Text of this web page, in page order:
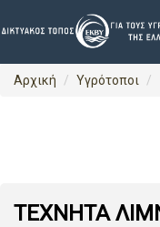
Αρχική Υγρότοποι
ΤΕΧΝΗΤΑ